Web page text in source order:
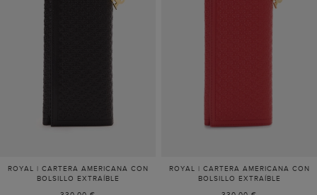
ROYAL | CARTERA AMERICANA CON
BOLSILLO EXTRAÍBLE
ROYAL | CARTERA AMERICANA CON
BOLSILLO EXTRAÍBLE